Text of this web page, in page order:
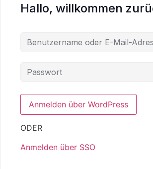
Hallo, willkommen
ODER
Anmelden über SSO